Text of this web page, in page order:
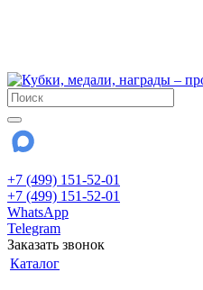
+7 (499) 151-52-01
+7 (499) 151-52-01
WhatsApp
Telegram
Заказать звонок
Каталог